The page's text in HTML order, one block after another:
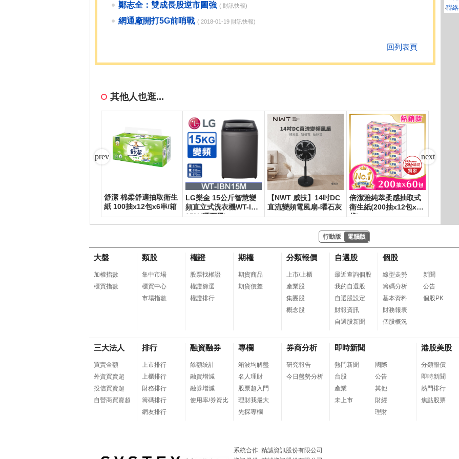
鄭志全：雙成長股逆市圖強 ( 財訊快報)
網通廠開打5G前哨戰 ( 2018-01-19 財訊快報)
回列表頁
其他人也逛...
舒潔 棉柔舒適抽取衛生
紙 100抽x12包x6串/箱
LG樂金 15公斤智慧變
頻直立式洗衣機WT-IBN
15M(曜石黑)
【NWT 威技】14吋DC
直流變頻電風扇-曜石灰
倍潔雅純萃柔感抽取式
衛生紙(200抽x12包x5
袋)
‧聯
行動版 電腦版
大盤
加權指數
櫃買指數
類股
集中市場
櫃買中心
市場指數
權證
股票找權證
權證篩選
權證排行
期權
期貨商品
期貨價差
分類報價
上市/上櫃
產業股
集團股
概念股
自選股
最近查詢個股
我的自選股
自選股設定
財報資訊
自選股新聞
個股
線型走勢
籌碼分析
基本資料
財務報表
個股概況
新聞
公告
個股PK
三大法人
買賣金額
外資買賣超
投信買賣超
自營商買賣超
排行
上市排行
上櫃排行
財務排行
籌碼排行
網友排行
融資融券
餘額統計
融資增減
融券增減
使用率/券資比
專欄
箱波均解盤
名人理財
股票超入門
理財我最大
先探專欄
券商分析
研究報告
今日盤勢分析
即時新聞
熱門新聞
台股
產業
未上市
國際
公告
其他
財經
理財
港股美股
分類報價
即時新聞
熱門排行
焦點股票
系統合作: 精誠資訊股份有限公司